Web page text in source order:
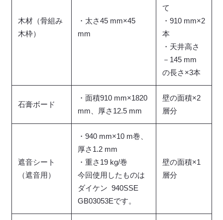
木材（骨組み
木枠）
・太さ45 mm×45
mm
て
・910 mm×2
本
・天井高さ
－145 mm
の長さ×3本
石膏ボード
・面積910 mm×1820
mm、厚さ12.5 mm
壁の面積×2
層分
遮音シート
（遮音用）
・940 mm×10 m巻、
厚さ1.2 mm
・重さ19 kg/巻
今回使用したものは
ダイケン 940SSE
GB03053Eです。
壁の面積×1
層分